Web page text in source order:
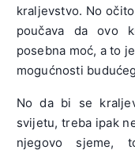
kraljevstvo. No
poučava da ovo
posebna moć, a to
mogućnosti
No da bi se
svijetu, treba ipak
njegovo sjeme,